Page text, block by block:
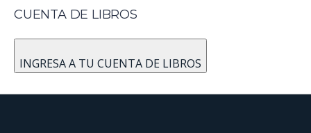
CUENTA DE LIBROS
INGRESA A TU CUENTA DE LIBROS